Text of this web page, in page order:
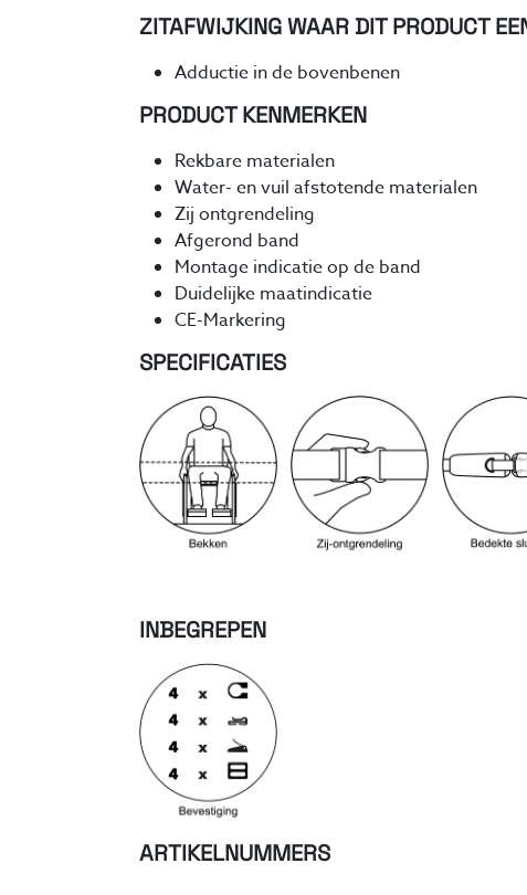
ZITAFWIJKING WAAR DIT PRODUCT
Adductie in de bovenbenen
PRODUCT KENMERKEN
Rekbare materialen
Water- en vuil afstotende materialen
Zij ontgrendeling
Afgerond band
Montage indicatie op de band
Duidelijke maatindicatie
CE-Markering
SPECIFICATIES
INBEGREPEN
ARTIKELNUMMERS